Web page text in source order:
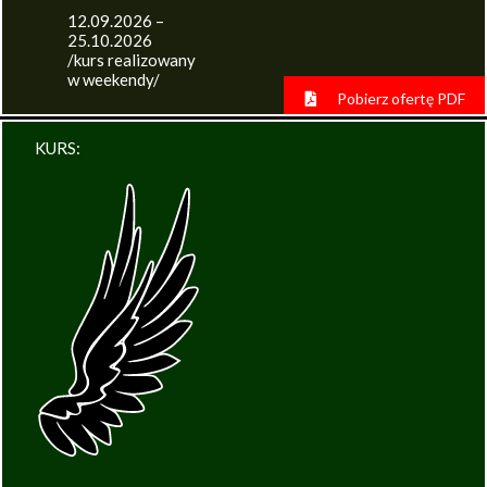
12.09.2026 –
25.10.2026
/kurs realizowany
w weekendy/
Pobierz ofertę PDF
KURS: